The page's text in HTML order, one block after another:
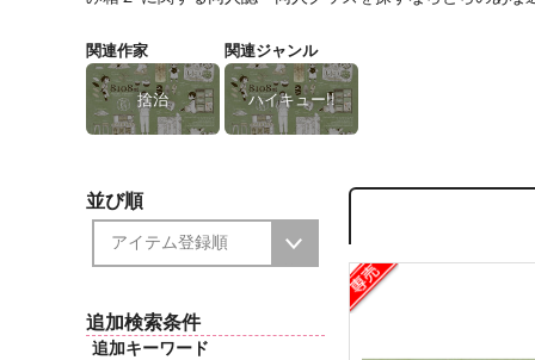
関連作家
捨治
関連ジャンル
ハイキュー!!
並び順
追加検索条件
追加キーワード